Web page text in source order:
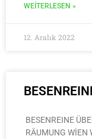
WEITERLESEN »
12. Aralık 2022
BESENREINE
RÄUMUNG